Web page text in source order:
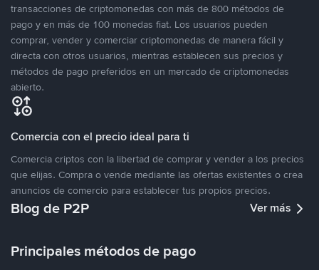
transacciones de criptomonedas con más de 800 métodos de
pago y en más de 100 monedas fiat. Los usuarios pueden
comprar, vender y comerciar criptomonedas de manera fácil y
directa con otros usuarios, mientras establecen sus precios y
métodos de pago preferidos en un mercado de criptomonedas
abierto.
Comercia con el precio ideal para ti
Comercia criptos con la libertad de comprar y vender a los precios
que elijas. Compra o vende mediante las ofertas existentes o crea
anuncios de comercio para establecer tus propios precios.
Blog de P2P Ver más
Principales métodos de pago